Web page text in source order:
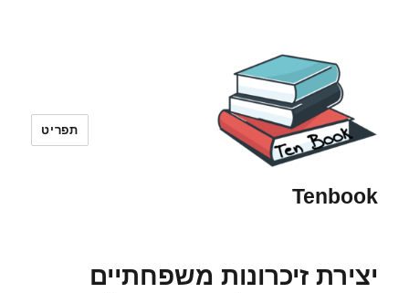
Tenbook
תפריט
יצירת זיכרונות משפחתיים